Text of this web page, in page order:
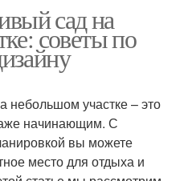
сад на
советы по
небольшом участке – это
начинающим. С
вы можете
место для отдыха и